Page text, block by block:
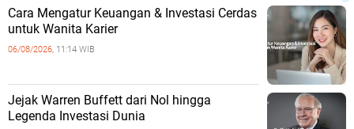
Cara Mengatur Keuangan & Investasi Cerdas
untuk Wanita Karier
06/08/2026, 11:14 WIB
Jejak Warren Buffett dari Nol hingga
Legenda Investasi Dunia